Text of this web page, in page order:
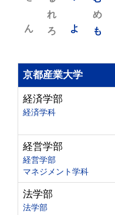
め
も
よ
れ
ろ
ん
京都産業大学
経済学部
経済学科
経営学部
経営学部
マネジメント学科
法学部
法学部